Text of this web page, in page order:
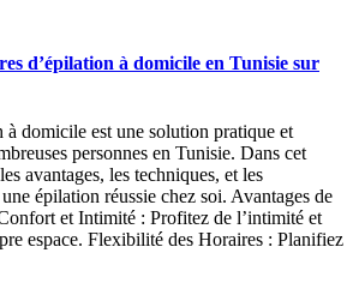
d’épilation à domicile en Tunisie sur
domicile est une solution pratique et
personnes en Tunisie. Dans cet
avantages, les techniques, et les
épilation réussie chez soi. Avantages de
et Intimité : Profitez de l’intimité et
espace. Flexibilité des Horaires : Planifiez